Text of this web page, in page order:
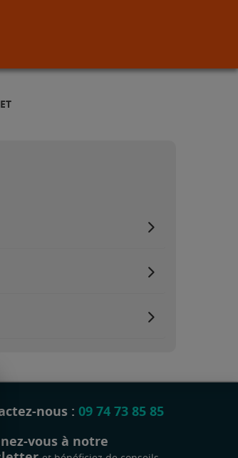
nous : 09 74 73 85 85
vous à notre